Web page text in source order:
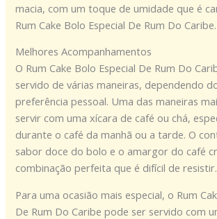
macia, com um toque de umidade que é
Rum Cake Bolo Especial De Rum Do Caribe.
Melhores Acompanhamentos
O Rum Cake Bolo Especial De Rum Do
servido de várias maneiras, dependendo
preferência pessoal. Uma das maneiras
servir com uma xícara de café ou chá,
durante o café da manhã ou a tarde. O
sabor doce do bolo e o amargor do café
combinação perfeita que é difícil de resistir.
Para uma ocasião mais especial, o Rum
De Rum Do Caribe pode ser servido com